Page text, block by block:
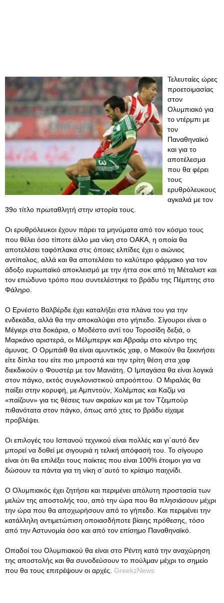
Τελευταίες ώρες
προετοιμασίας
στον
Ολυμπιακό για
το ντέρμπι με
τον
Παναθηναϊκό
και για το
αποτέλεσμα
που θα φέρει
τους
ερυθρόλευκους
αγκαλιά με τον
39ο τίτλο πρωταθλητή στην ιστορία τους.
Οι ερυθρόλευκοι έχουν πάρει τα μηνύματα από τον κόσμο τους
που θέλει όσο τίποτε άλλο μια νίκη στο ΟΑΚΑ, η οποία θα
αποτελέσει ταφόπλακα στις όποιες ελπίδες έχει ο αιώνιος
αντίπαλος, αλλά και θα αποτελέσει το καλύτερο φάρμακο για τον
άδοξο ευρωπαϊκό αποκλεισμό με την ήττα σοκ από τη Μέταλιστ και
τον επώδυνο τρόπο που συντελέστηκε το βράδυ της Πέμπτης στο
Φάληρο.
Ο Ερνέστο Βαλβέρδε έχει καταλήξει στα πλάνα του για την
ενδεκάδα, αλλά θα την αποκαλύψει στο γήπεδο. Σίγουροι είναι ο
Μέγιερι στα δοκάρια, ο Μοδέστο αντί του Τοροσίδη δεξιά, ο
Μαρκάνο αριστερά, οι Μέλμπεργκ και Αβραάμ στο κέντρο της
άμυνας. Ο Ορμπάιθ θα είναι αμυντικός χαφ, ο Μακούν θα ξεκινήσει
είτε δίπλα του είτε πιο μπροστά και την τρίτη θέση στα χαφ
διεκδικούν ο Φουστέρ με τον Μανιάτη. Ο Ιμπαγάσα θα είναι λογικά
στον πάγκο, εκτός συγκλονιστικού απροόπτου. Ο Μιραλάς θα
παίξει στην κορυφή, με Αμπντούν, Χολέμπας και Καζίμ να
«παίζουν» για τις θέσεις των ακραίων και με τον Τζεμπούρ
πιθανότατα στον πάγκο, όπως από χτες το βράδυ είχαμε
προβλέψει.
Οι επιλογές του Ισπανού τεχνικού είναι πολλές και γι΄αυτό δεν
μπορεί να δοθεί με σιγουριά η τελική απόφασή του. Το σίγουρο
είναι ότι θα επιλέξει τους παίκτες που είναι 100% έτοιμοι για να
δώσουν τα πάντα για τη νίκη σ΄αυτό το κρίσιμο παιχνίδι.
Ο Ολυμπιακός έχει ζητήσει και περιμένει απόλυτη προστασία των
μελών της αποστολής του, από την ώρα που θα πλησιάσουν μέχρι
την ώρα που θα αποχωρήσουν από το γήπεδο. Και περιμένει την
κατάλληλη αντιμετώπιση οποιασδήποτε βίαιης πρόθεσης, τόσο
από την Αστυνομία όσο και από τον επίσημο Παναθηναϊκό.
Οπαδοί του Ολυμπιακού θα είναι στο Ρέντη κατά την αναχώρηση
της αποστολής και θα συνοδεύσουν το πούλμαν μέχρι το σημείο
που θα τους επιτρέψουν οι αρχές. GreekzNews